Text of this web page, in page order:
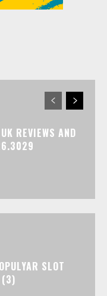
REVIEWS AND
SLOT
(3)